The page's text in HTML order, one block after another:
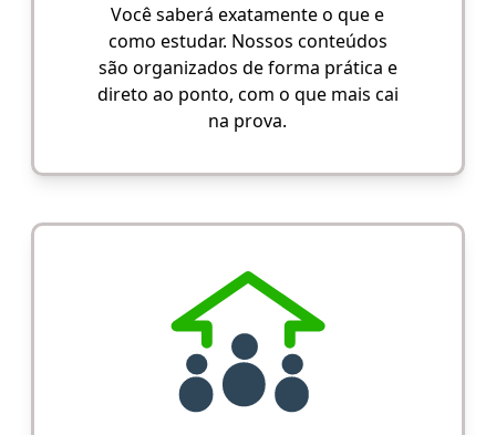
Você saberá exatamente o que e
como estudar. Nossos conteúdos
são organizados de forma prática e
direto ao ponto, com o que mais cai
na prova.